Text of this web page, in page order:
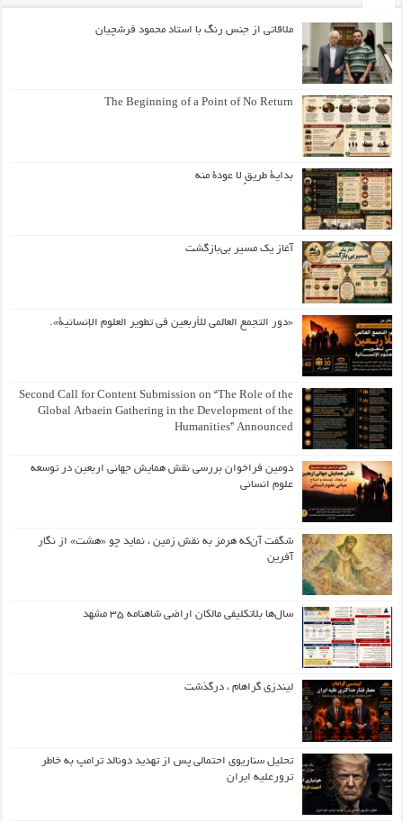
ملاقاتی از جنس رنگ با استاد محمود فرشچیان
The Beginning of a Point of No Return
بداية طريقٍ لا عودة منه
آغاز یک مسیر بی‌بازگشت
«دور التجمع العالمي للأربعين في تطوير العلوم الإنسانية».
Second Call for Content Submission on “The Role of the
Global Arbaein Gathering in the Development of the
Humanities” Announced
دومین فراخوان بررسی نقش همایش جهانی اربعین در توسعه
علوم انسانی
شگفت آن‌که هرمز به نقش زمین ، نماید چو «هشت» از نگار
آفرین
سال‌ها بلاتکلیفی مالکان اراضی شاهنامه ۳۵ مشهد
لیندزی گراهام ، درگذشت
تحلیل سناریوی احتمالی پس از تهدید دونالد ترامپ به خاطر
ترورعلیه ایران